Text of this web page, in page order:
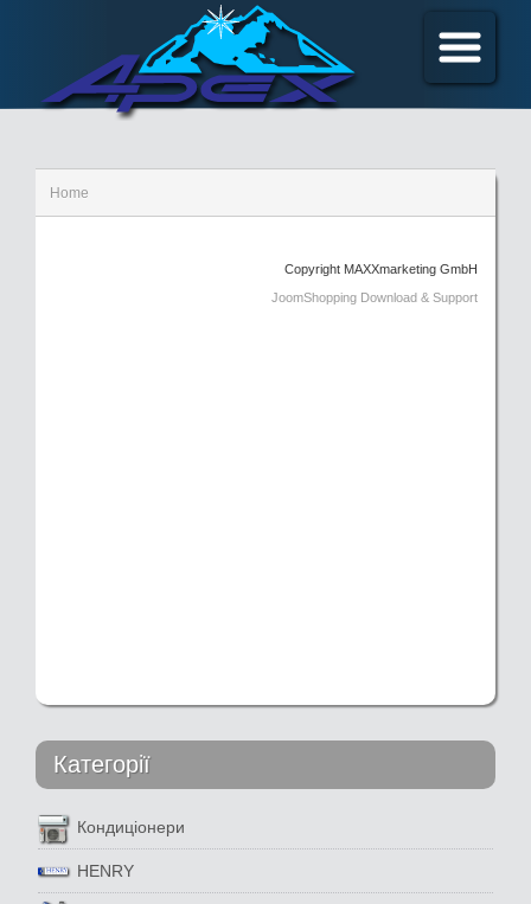
Home
Copyright MAXXmarketing GmbH
JoomShopping Download & Support
Категорії
Кондиціонери
HENRY